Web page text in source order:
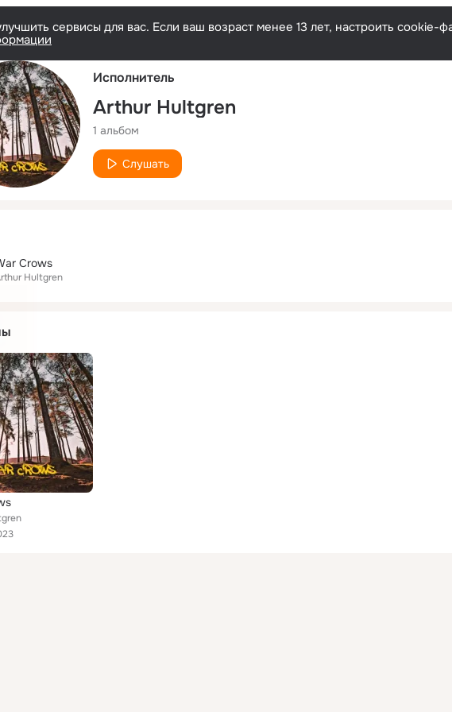
Русский
сервисы для вас. Если ваш возраст менее 13 лет, настроить cookie-
Исполнитель
Arthur Hultgren
1 альбом
Слушать
Crows
Hultgren